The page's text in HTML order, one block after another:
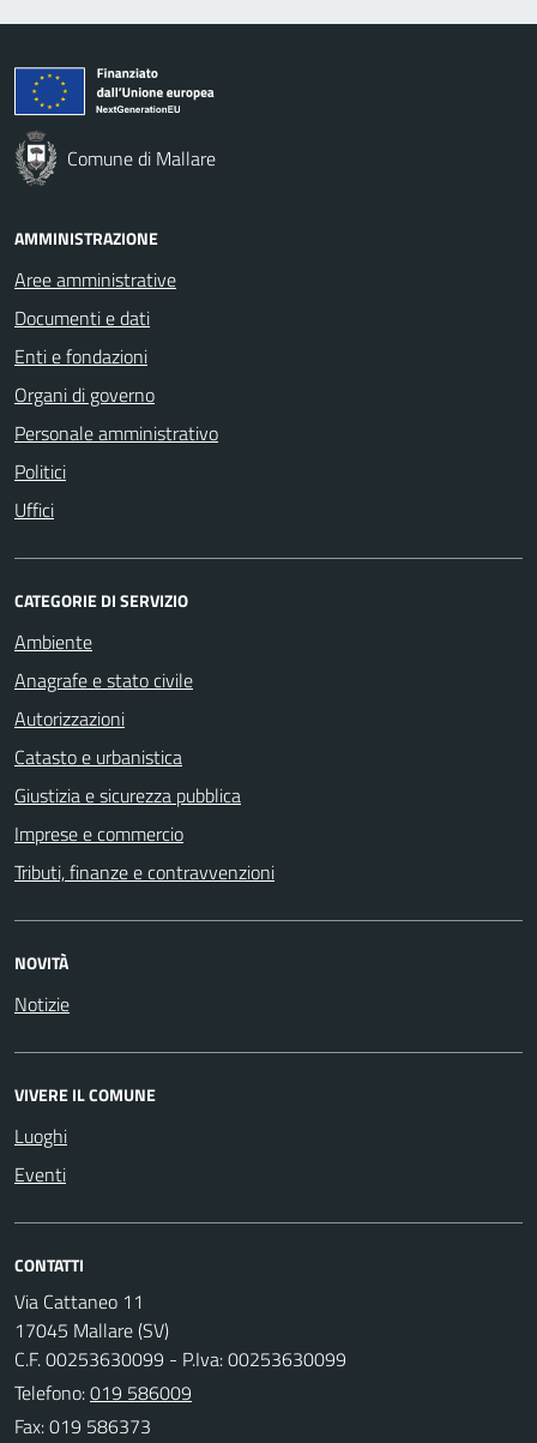
Comune di Mallare
AMMINISTRAZIONE
Aree amministrative
Documenti e dati
Enti e fondazioni
Organi di governo
Personale amministrativo
Politici
Uffici
CATEGORIE DI SERVIZIO
Ambiente
Anagrafe e stato civile
Autorizzazioni
Catasto e urbanistica
Giustizia e sicurezza pubblica
Imprese e commercio
Tributi, finanze e contravvenzioni
NOVITÀ
Notizie
VIVERE IL COMUNE
Luoghi
Eventi
CONTATTI
Via Cattaneo 11
17045 Mallare (SV)
C.F. 00253630099 - P.Iva: 00253630099
Telefono:019 586009
Fax: 019 586373